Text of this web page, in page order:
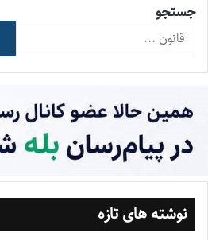
جستجو
نوشته های تازه